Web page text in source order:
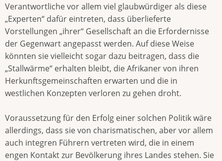
Verantwortliche vor allem viel glaubwürdiger als diese
„Experten“ dafür eintreten, dass überlieferte
Vorstellungen „ihrer“ Gesellschaft an die Erfordernisse
der Gegenwart angepasst werden. Auf diese Weise
könnten sie vielleicht sogar dazu beitragen, dass die
„Stallwärme“ erhalten bleibt, die Afrikaner von ihren
Herkunftsgemeinschaften erwarten und die in
westlichen Konzepten verloren zu gehen droht.
Voraussetzung für den Erfolg einer solchen Politik wäre
allerdings, dass sie von charismatischen, aber vor allem
auch integren Führern vertreten wird, die in einem
engen Kontakt zur Bevölkerung ihres Landes stehen. Sie